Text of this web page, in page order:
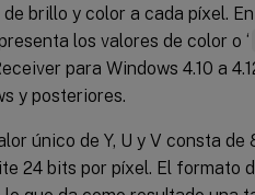
brillo y color a cada píxel. En
los valores de color o ‘
para Windows 4.10 a
y posteriores.
único de Y, U y V consta
24 bits por píxel. El formato